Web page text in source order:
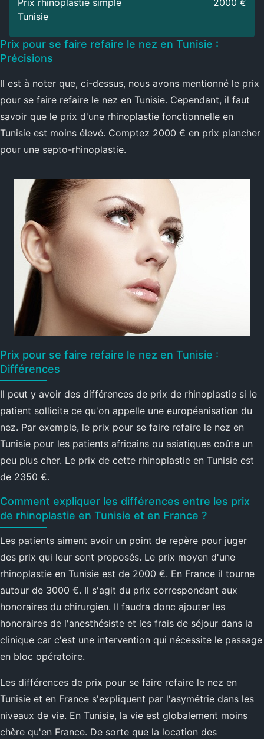
Prix rhinoplastie simple
Tunisie
2000 €
Prix pour se faire refaire le nez en Tunisie :
Précisions
Il est à noter que, ci-dessus, nous avons mentionné le prix
pour se faire refaire le nez en Tunisie. Cependant, il faut
savoir que le prix d'une rhinoplastie fonctionnelle en
Tunisie est moins élevé. Comptez 2000 € en prix plancher
pour une septo-rhinoplastie.
Prix pour se faire refaire le nez en Tunisie :
Différences
Il peut y avoir des différences de prix de rhinoplastie si le
patient sollicite ce qu'on appelle une européanisation du
nez. Par exemple, le prix pour se faire refaire le nez en
Tunisie pour les patients africains ou asiatiques coûte un
peu plus cher. Le prix de cette rhinoplastie en Tunisie est
de 2350 €.
Comment expliquer les différences entre les prix
de rhinoplastie en Tunisie et en France ?
Les patients aiment avoir un point de repère pour juger
des prix qui leur sont proposés. Le prix moyen d'une
rhinoplastie en Tunisie est de 2000 €. En France il tourne
autour de 3000 €. Il s'agit du prix correspondant aux
honoraires du chirurgien. Il faudra donc ajouter les
honoraires de l'anesthésiste et les frais de séjour dans la
clinique car c'est une intervention qui nécessite le passage
en bloc opératoire.
Les différences de prix pour se faire refaire le nez en
Tunisie et en France s'expliquent par l'asymétrie dans les
niveaux de vie. En Tunisie, la vie est globalement moins
chère qu'en France. De sorte que la location des